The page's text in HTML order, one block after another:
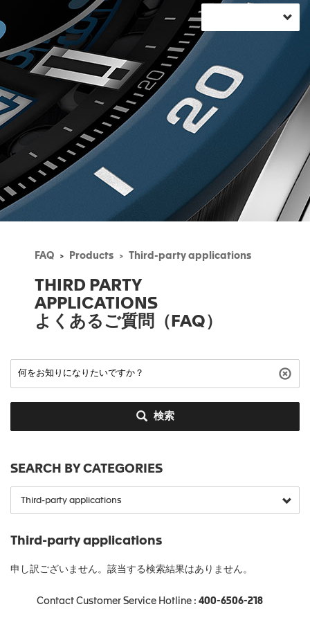
FAQ Products Third-party applications
THIRD PARTY
APPLICATIONS
よくあるご質問（FAQ）
検索
SEARCH BY CATEGORIES
Third-party applications
申し訳ございません。該当する検索結果はありません。
Contact Customer Service Hotline : 400-6506-218